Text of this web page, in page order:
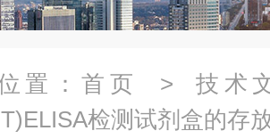
置： 首页 > 技术
检测试剂盒​的存